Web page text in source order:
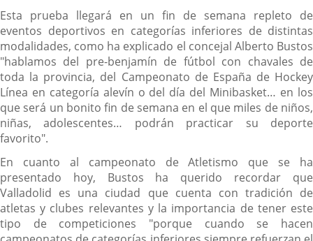
Esta prueba llegará en un fin de semana repleto de
eventos deportivos en categorías inferiores de distintas
modalidades, como ha explicado el concejal Alberto Bustos
"hablamos del pre-benjamín de fútbol con chavales de
toda la provincia, del Campeonato de España de Hockey
Línea en categoría alevín o del día del Minibasket… en los
que será un bonito fin de semana en el que miles de niños,
niñas, adolescentes… podrán practicar su deporte
favorito".
En cuanto al campeonato de Atletismo que se ha
presentado hoy, Bustos ha querido recordar que
Valladolid es una ciudad que cuenta con tradición de
atletas y clubes relevantes y la importancia de tener este
tipo de competiciones "porque cuando se hacen